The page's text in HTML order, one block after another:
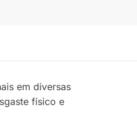
em diversas
físico e